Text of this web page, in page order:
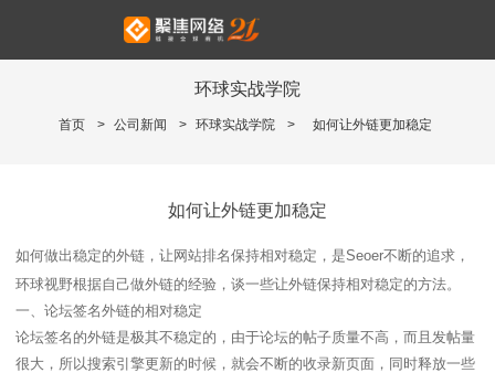
环球实战学院
首页 > 公司新闻 > 环球实战学院 > 如何让外链更加稳定
如何让外链更加稳定
如何做出稳定的外链，让网站排名保持相对稳定，是Seoer不断的追求，
环球视野根据自己做外链的经验，谈一些让外链保持相对稳定的方法。
一、论坛签名外链的相对稳定
论坛签名的外链是极其不稳定的，由于论坛的帖子质量不高，而且发帖量
很大，所以搜索引擎更新的时候，就会不断的收录新页面，同时释放一些